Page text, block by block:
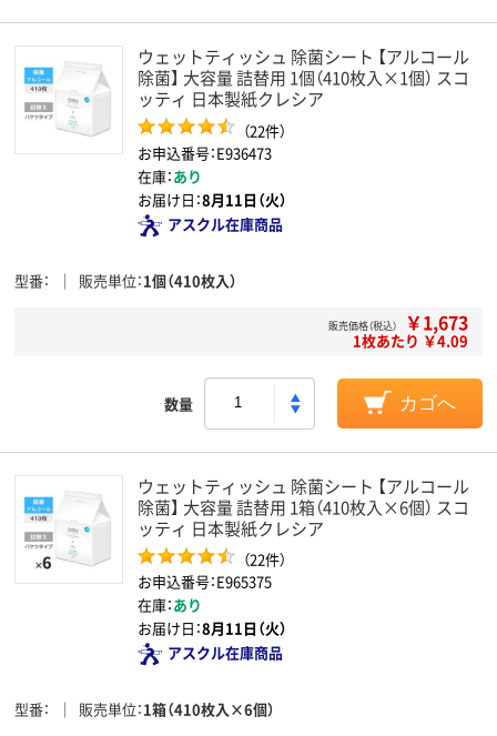
ウェットティッシュ 除菌シート 【アルコール
除菌】 大容量 詰替用 1個（410枚入×1個） スコ
ッティ 日本製紙クレシア
（22件）
お申込番号：E936473
在庫：あり
お届け日：8月11日（火）
アスクル在庫商品
型番 販売単位 1個（410枚入）
販売価格（税込） ￥1,673
1枚あたり ￥4.09
数量 カゴへ
ウェットティッシュ 除菌シート 【アルコール
除菌】 大容量 詰替用 1箱（410枚入×6個） スコ
ッティ 日本製紙クレシア
（22件）
お申込番号：E965375
在庫：あり
お届け日：8月11日（火）
アスクル在庫商品
型番 販売単位 1箱（410枚入×6個）